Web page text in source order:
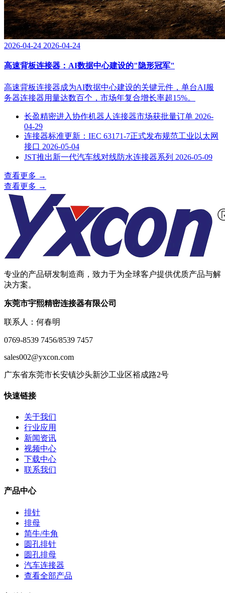
2026-04-24 2026-04-24
高速背板连接器：AI数据中心建设的"隐形冠军"
高速背板连接器成为AI数据中心建设的关键元件，单台AI服
务器连接器用量达数百个，市场年复合增长率超15%。
长盈精密进入协作机器人连接器市场获批量订单 2026-
04-29
连接器标准更新：IEC 63171-7正式发布规范工业以太网
接口 2026-05-04
JST推出新一代汽车线对线防水连接器系列 2026-05-09
查看更多 →
查看更多 →
专业的产品研发制造商，致力于为全球客户提供优质产品与解
决方案。
东莞市宇熙精密连接器有限公司
联系人：何春明
0769-8539 7456/8539 7457
sales002@yxcon.com
广东省东莞市长安镇沙头新沙工业区裕成路2号
快速链接
关于我们
行业应用
新闻资讯
视频中心
下载中心
联系我们
产品中心
排针
排母
简牛/牛角
圆孔排针
圆孔排母
汽车连接器
查看全部产品